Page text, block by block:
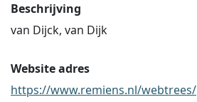
Beschrijving
van Dijck, van Dijk
Website adres
https://www.remiens.nl/webtrees/